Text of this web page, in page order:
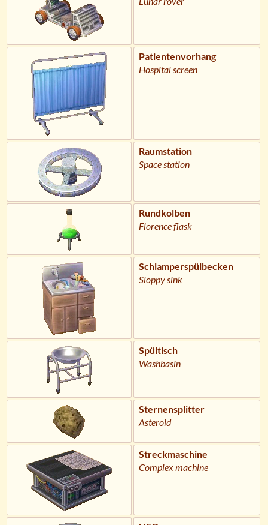
Patientenvorhang
Hospital screen
Raumstation
Space station
Rundkolben
Florence flask
Schlamperspülbecken
Sloppy sink
Spültisch
Washbasin
Sternensplitter
Asteroid
Streckmaschine
Complex machine